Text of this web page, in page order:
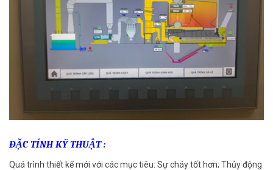
ĐẶC TÍNH KỸ THUẬT :
Quá trình thiết kế mới với các mục tiêu: Sự cháy tốt hơn; Thủy động